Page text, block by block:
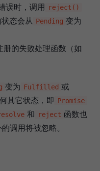
误时，调用 reject()
态会从 Pending 变为
册的失败处理函数（如
变为 Fulfilled 或
其它状态，即 Promise
和 reject 函数也
调用将被忽略。